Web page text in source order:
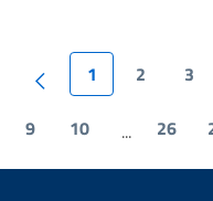
1 2 3
9 10 ... 26